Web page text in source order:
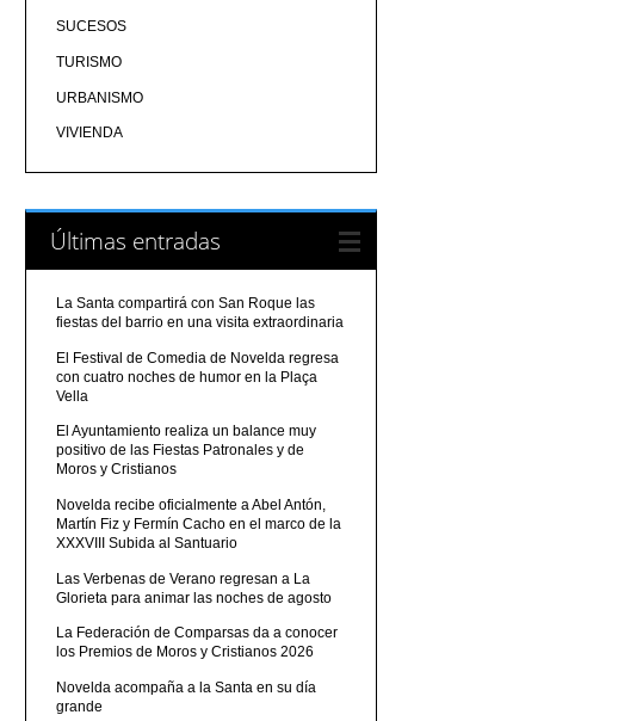
SUCESOS
TURISMO
URBANISMO
VIVIENDA
Últimas entradas
La Santa compartirá con San Roque las
fiestas del barrio en una visita extraordinaria
El Festival de Comedia de Novelda regresa
con cuatro noches de humor en la Plaça
Vella
El Ayuntamiento realiza un balance muy
positivo de las Fiestas Patronales y de
Moros y Cristianos
Novelda recibe oficialmente a Abel Antón,
Martín Fiz y Fermín Cacho en el marco de la
XXXVIII Subida al Santuario
Las Verbenas de Verano regresan a La
Glorieta para animar las noches de agosto
La Federación de Comparsas da a conocer
los Premios de Moros y Cristianos 2026
Novelda acompaña a la Santa en su día
grande